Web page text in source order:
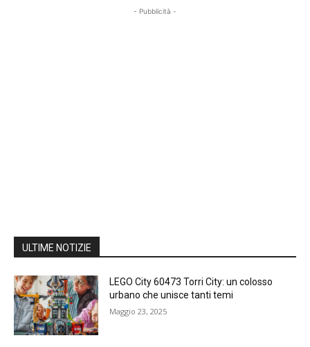
- Pubblicità -
ULTIME NOTIZIE
LEGO City 60473 Torri City: un colosso
urbano che unisce tanti temi
Maggio 23, 2025